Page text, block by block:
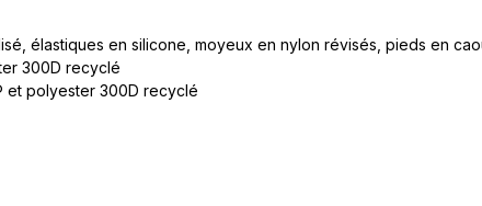
élastiques en silicone, moyeux en nylon révisés, pieds en
300D recyclé
et polyester 300D recyclé